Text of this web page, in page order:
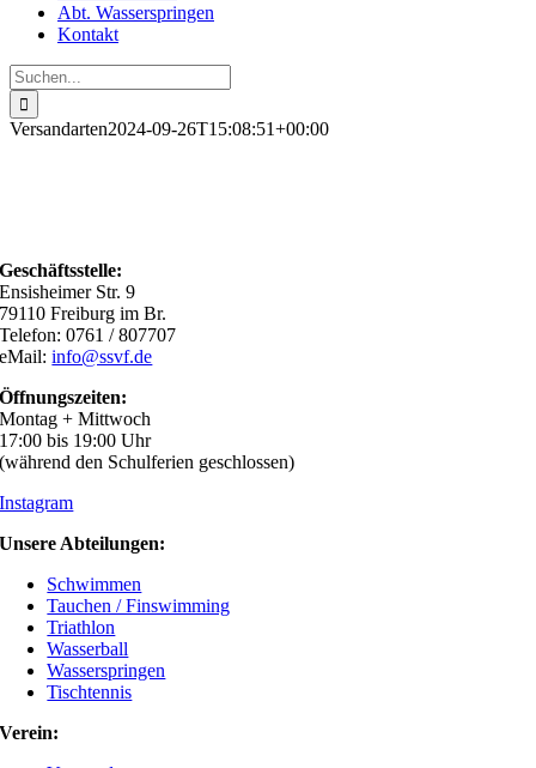
Abt. Wasserspringen
Kontakt
Suche
nach:
Versandarten2024-09-26T15:08:51+00:00
Geschäftsstelle:
Ensisheimer Str. 9
79110 Freiburg im Br.
Telefon: 0761 / 807707
eMail:info@ssvf.de
Öffnungszeiten:
Montag + Mittwoch
17:00 bis 19:00 Uhr
(während den Schulferien geschlossen)
Instagram
Unsere Abteilungen:
Schwimmen
Tauchen / Finswimming
Triathlon
Wasserball
Wasserspringen
Tischtennis
Verein: